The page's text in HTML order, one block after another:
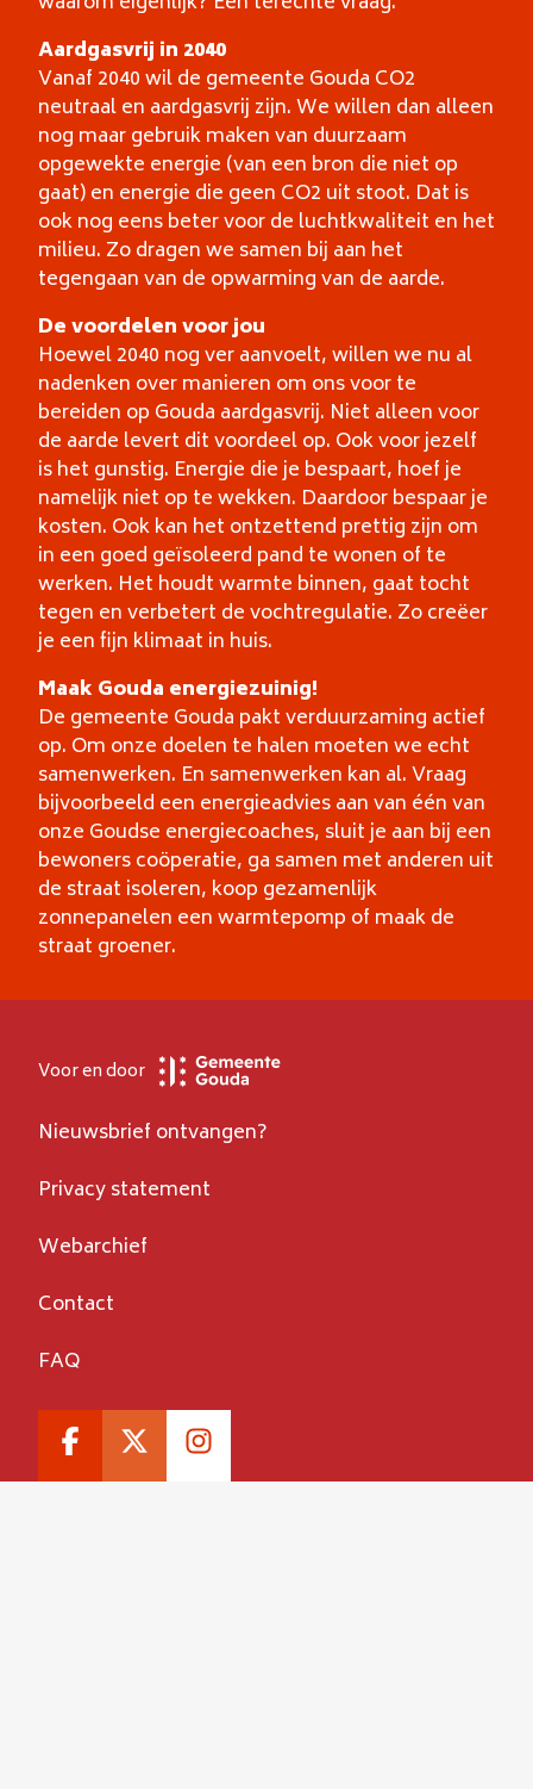
Aardgasvrij in 2040
Vanaf 2040 wil de gemeente Gouda CO2
neutraal en aardgasvrij zijn. We willen dan alleen
nog maar gebruik maken van duurzaam
opgewekte energie (van een bron die niet op
gaat) en energie die geen CO2 uit stoot. Dat is
ook nog eens beter voor de luchtkwaliteit en het
milieu. Zo dragen we samen bij aan het
tegengaan van de opwarming van de aarde.
De voordelen voor jou
Hoewel 2040 nog ver aanvoelt, willen we nu al
nadenken over manieren om ons voor te
bereiden op Gouda aardgasvrij. Niet alleen voor
de aarde levert dit voordeel op. Ook voor jezelf
is het gunstig. Energie die je bespaart, hoef je
namelijk niet op te wekken. Daardoor bespaar je
kosten. Ook kan het ontzettend prettig zijn om
in een goed geïsoleerd pand te wonen of te
werken. Het houdt warmte binnen, gaat tocht
tegen en verbetert de vochtregulatie. Zo creëer
je een fijn klimaat in huis.
Maak Gouda energiezuinig!
De gemeente Gouda pakt verduurzaming actief
op. Om onze doelen te halen moeten we echt
samenwerken. En samenwerken kan al. Vraag
bijvoorbeeld een energieadvies aan van één van
onze Goudse energiecoaches, sluit je aan bij een
bewoners coöperatie, ga samen met anderen uit
de straat isoleren, koop gezamenlijk
zonnepanelen een warmtepomp of maak de
straat groener.
Voor en door
Nieuwsbrief ontvangen?
Privacy statement
Webarchief
Contact
FAQ